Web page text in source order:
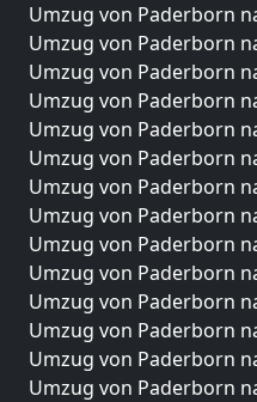
Umzug von Paderborn
Umzug von Paderborn
Umzug von Paderborn
Umzug von Paderborn
Umzug von Paderborn
Umzug von Paderborn
Umzug von Paderborn
Umzug von Paderborn
Umzug von Paderborn
Umzug von Paderborn
Umzug von Paderborn
Umzug von Paderborn
Umzug von Paderborn
Umzug von Paderborn